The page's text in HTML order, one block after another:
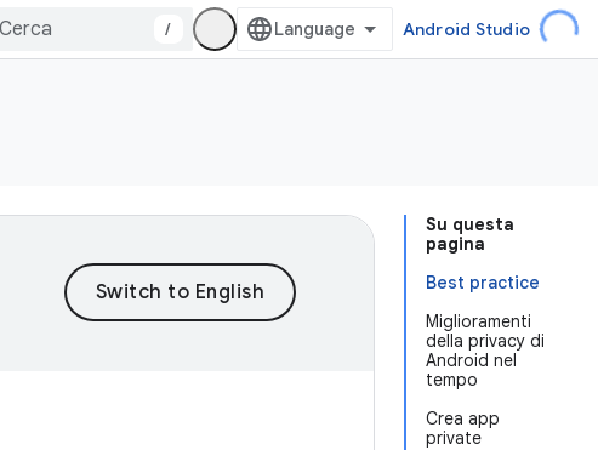
/ Android Studio
Su questa
pagina
Best practice
Miglioramenti
della privacy di
Android nel
tempo
Crea app
private